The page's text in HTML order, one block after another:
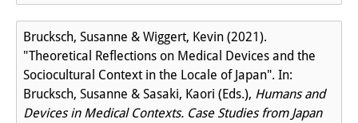
Brucksch, Susanne & Wiggert, Kevin (2021).
"Theoretical Reflections on Medical Devices and the
Sociocultural Context in the Locale of Japan". In:
Brucksch, Susanne & Sasaki, Kaori (Eds.), Humans and
Devices in Medical Contexts. Case Studies from Japan